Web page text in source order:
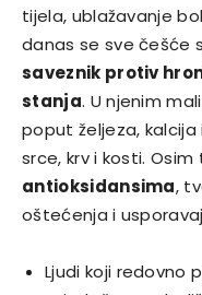
tijela, ublažavanje
danas se sve češće
saveznik protiv
stanja. U njenim
poput željeza,
srce, krv i kosti.
antioksidansima,
oštećenja i
Ljudi koji redovno